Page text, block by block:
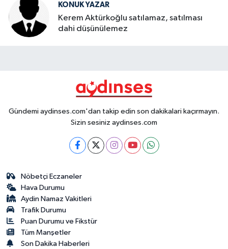
KONUK YAZAR
Kerem Aktürkoğlu satılamaz, satılması
dahi düşünülemez
Gündemi aydinses.com'dan takip edin son dakikalari kaçırmayın.
Sizin sesiniz aydinses.com
Nöbetçi Eczaneler
Hava Durumu
Aydin Namaz Vakitleri
Trafik Durumu
Puan Durumu ve Fikstür
Tüm Manşetler
Son Dakika Haberleri